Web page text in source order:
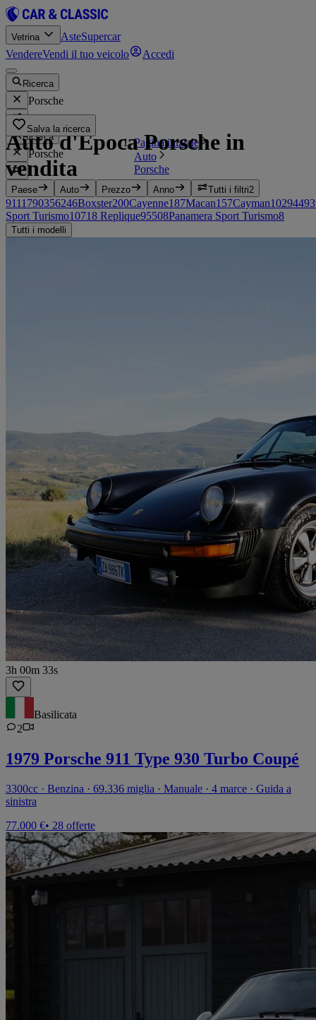
Vetrina AsteSupercar
VendereVendi il tuo veicolo Accedi
Ricerca
Porsche
Ricerca
Porsche
Paese Auto Prezzo Anno Tutti i filtri2
9111790356246Boxster200Cayenne187Macan157Cayman10294493
Sport Turismo10718 Replique95508Panamera Sport Turismo8
Tutti i modelli
Pagina iniziale
Auto
Porsche
Auto d'Epoca Porsche in
vendita
Salva la ricerca
3h 00m 33s
Basilicata
2
1979 Porsche 911 Type 930 Turbo Coupé
3300cc · Benzina · 69.336 miglia · Manuale · 4 marce · Guida a
sinistra
77.000 €• 28 offerte